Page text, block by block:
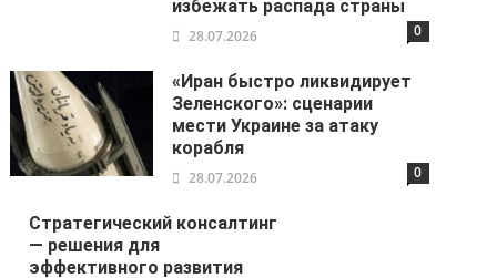
избежать распада страны
28.07.2026 0
«Иран быстро ликвидирует
Зеленского»: сценарии
мести Украине за атаку
корабля
28.07.2026 0
Стратегический консалтинг
— решения для
эффективного развития